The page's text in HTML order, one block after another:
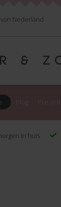
Nederland
in huis